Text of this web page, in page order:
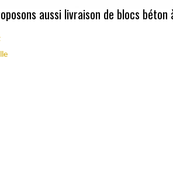
aussi livraison de blocs béton